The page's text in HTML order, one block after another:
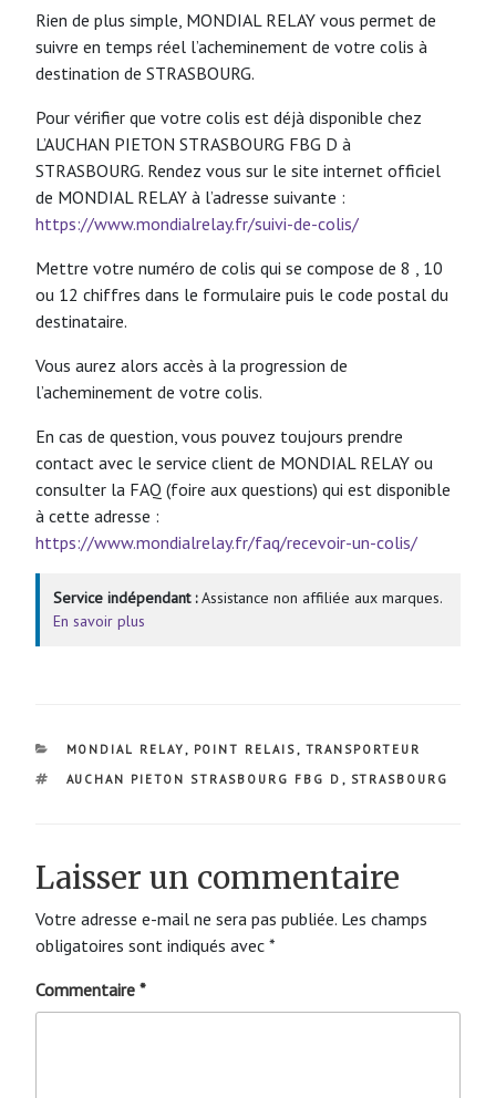
Rien de plus simple, MONDIAL RELAY vous permet de
suivre en temps réel l’acheminement de votre colis à
destination de STRASBOURG.
Pour vérifier que votre colis est déjà disponible chez
L’AUCHAN PIETON STRASBOURG FBG D à
STRASBOURG. Rendez vous sur le site internet officiel
de MONDIAL RELAY à l’adresse suivante :
https://www.mondialrelay.fr/suivi-de-colis/
Mettre votre numéro de colis qui se compose de 8 , 10
ou 12 chiffres dans le formulaire puis le code postal du
destinataire.
Vous aurez alors accès à la progression de
l’acheminement de votre colis.
En cas de question, vous pouvez toujours prendre
contact avec le service client de MONDIAL RELAY ou
consulter la FAQ (foire aux questions) qui est disponible
à cette adresse :
https://www.mondialrelay.fr/faq/recevoir-un-colis/
Service indépendant :Assistance non affiliée aux marques.
En savoir plus
CATÉGORIES
MONDIAL RELAY , POINT RELAIS , TRANSPORTEUR
ÉTIQUETTES
AUCHAN PIETON STRASBOURG FBG D , STRASBOURG
Laisser un commentaire
Votre adresse e-mail ne sera pas publiée. Les champs
obligatoires sont indiqués avec *
Commentaire *